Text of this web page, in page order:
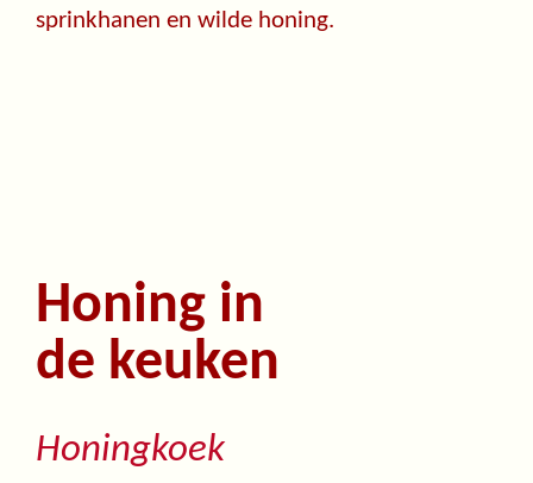
sprinkhanen en wilde honing.
Honing in
de keuken
Honingkoek